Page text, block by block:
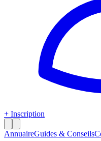
+ Inscription
AnnuaireGuides & Conseils